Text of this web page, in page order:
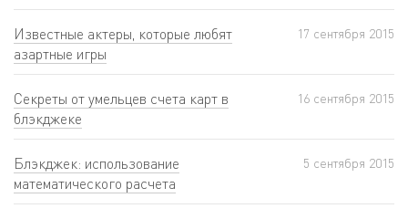
Известные актеры, которые любят
азартные игры
17 сентября 2015
Секреты от умельцев счета карт в
блэкджеке
16 сентября 2015
Блэкджек: использование
математического расчета
5 сентября 2015